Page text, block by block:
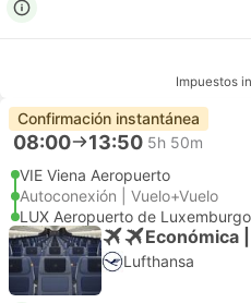
Impuestos
Confirmación instantánea
08:00 13:50 5h 50m
VIE Viena Aeropuerto
Autoconexión | Vuelo+Vuelo
LUX Aeropuerto de Luxemburgo
Económica
Lufthansa